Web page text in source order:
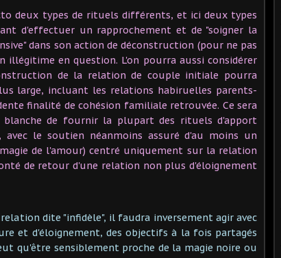
deux types de rituels différents, et ici deux types
d'effectuer un rapprochement et de "soigner la
dans son action de déconstruction (pour ne pas
illégitime en question. L'on pourra aussi considérer
de la relation de couple initiale pourra
large, incluant les relations habiruelles parents-
finalité de cohésion familiale retrouvée. Ce sera
de fournir la plupart des rituels d'apport
le soutien néanmoins assuré d'au moins un
de l'amour) centré uniquement sur la relation
de retour d'une relation non plus d'éloignement
dite "infidèle", il faudra inversement agir avec
et d'éloignement, des objectifs à la fois partagés
qu'être sensiblement proche de la magie noire ou